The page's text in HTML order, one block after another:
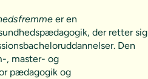
er en
der retter sig
Den
, master- og
pædagogik og